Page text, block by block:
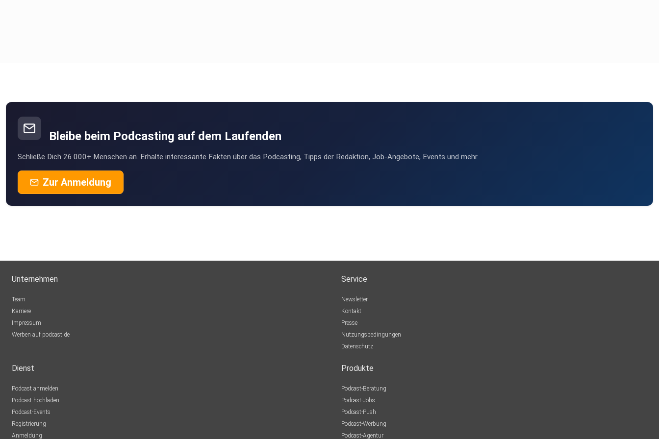
Bleibe beim Podcasting auf dem Laufenden
Schließe Dich 26.000+ Menschen an. Erhalte interessante Fakten über das Podcasting, Tipps der Redaktion, Job-Angebote, Events und mehr.
Zur Anmeldung
Unternehmen
Team
Karriere
Impressum
Werben auf podcast.de
Service
Newsletter
Kontakt
Presse
Nutzungsbedingungen
Datenschutz
Dienst
Podcast anmelden
Podcast hochladen
Podcast-Events
Registrierung
Anmeldung
Produkte
Podcast-Beratung
Podcast-Jobs
Podcast-Push
Podcast-Werbung
Podcast-Agentur